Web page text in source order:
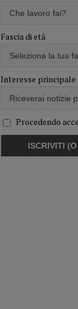
Fascia di età
Interesse principale
Procedendo